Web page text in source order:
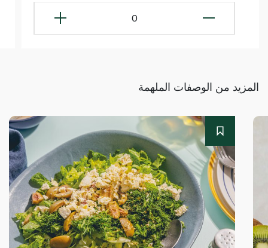
0
المزيد من الوصفات الملهمة